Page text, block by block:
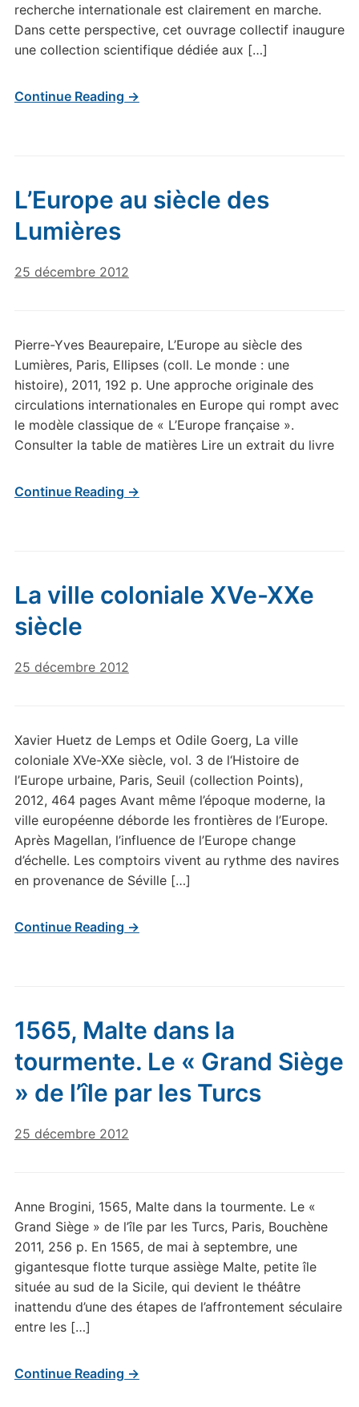
recherche internationale est clairement en marche.
Dans cette perspective, cet ouvrage collectif inaugure
une collection scientifique dédiée aux […]
Continue Reading →
L’Europe au siècle des
Lumières
25 décembre 2012
Pierre-Yves Beaurepaire, L’Europe au siècle des
Lumières, Paris, Ellipses (coll. Le monde : une
histoire), 2011, 192 p. Une approche originale des
circulations internationales en Europe qui rompt avec
le modèle classique de « L’Europe française ».
Consulter la table de matières Lire un extrait du livre
Continue Reading →
La ville coloniale XVe-XXe
siècle
25 décembre 2012
Xavier Huetz de Lemps et Odile Goerg, La ville
coloniale XVe-XXe siècle, vol. 3 de l‘Histoire de
l’Europe urbaine, Paris, Seuil (collection Points),
2012, 464 pages Avant même l’époque moderne, la
ville européenne déborde les frontières de l’Europe.
Après Magellan, l’influence de l’Europe change
d’échelle. Les comptoirs vivent au rythme des navires
en provenance de Séville […]
Continue Reading →
1565, Malte dans la
tourmente. Le « Grand Siège
» de l’île par les Turcs
25 décembre 2012
Anne Brogini, 1565, Malte dans la tourmente. Le «
Grand Siège » de l’île par les Turcs, Paris, Bouchène
2011, 256 p. En 1565, de mai à septembre, une
gigantesque flotte turque assiège Malte, petite île
située au sud de la Sicile, qui devient le théâtre
inattendu d’une des étapes de l’affrontement séculaire
entre les […]
Continue Reading →